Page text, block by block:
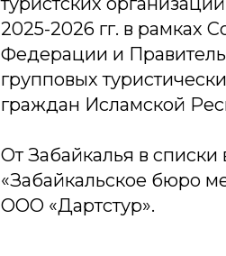
2025-2026 гг. в рамках
Федерации и
групповых
граждан Исламской
От Забайкалья в
«Забайкальское бюро
ООО «Дартстур».